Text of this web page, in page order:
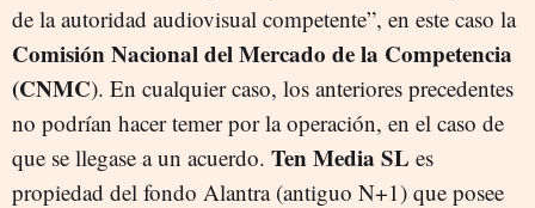
de la autoridad audiovisual competente”, en este caso la
Comisión Nacional del Mercado de la Competencia
(CNMC). En cualquier caso, los anteriores precedentes
no podrían hacer temer por la operación, en el caso de
que se llegase a un acuerdo. Ten Media SL es
propiedad del fondo Alantra (antiguo N+1) que posee